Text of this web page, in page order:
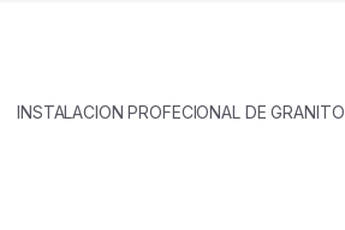
INSTALACION PROFECIONAL DE GRANITO